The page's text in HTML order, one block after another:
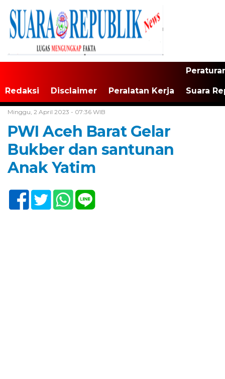
Redaksi Disclaimer Peralatan Kerja Suara
Minggu, 2 April 2023 - 07:36 WIB
PWI Aceh Barat Gelar
Bukber dan santunan
Anak Yatim